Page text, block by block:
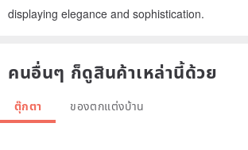
displaying elegance and sophistication.
คนอื่นๆ ก็ดูสินค้าเหล่านี้ด้วย
ตุ๊กตา ของตกแต่งบ้าน